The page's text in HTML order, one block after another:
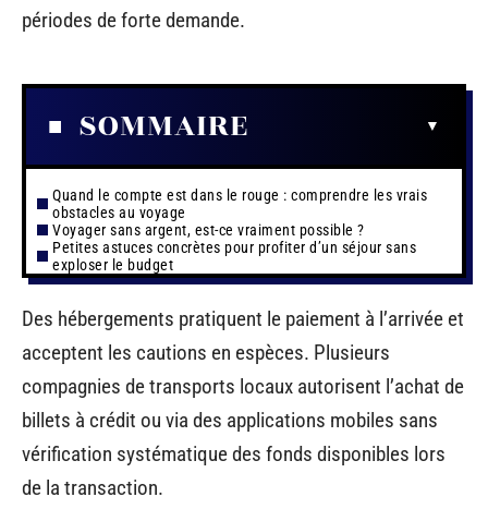
périodes de forte demande.
SOMMAIRE
Quand le compte est dans le rouge : comprendre les vrais
obstacles au voyage
Voyager sans argent, est-ce vraiment possible ?
Petites astuces concrètes pour profiter d’un séjour sans
exploser le budget
Des hébergements pratiquent le paiement à l’arrivée et
acceptent les cautions en espèces. Plusieurs
compagnies de transports locaux autorisent l’achat de
billets à crédit ou via des applications mobiles sans
vérification systématique des fonds disponibles lors
de la transaction.